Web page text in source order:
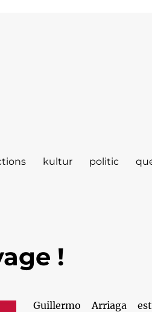
kultur politic
!
Guillermo Arriaga